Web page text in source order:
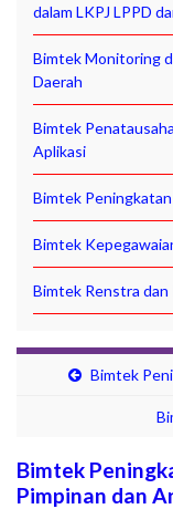
dalam LKPJ LPPD
Bimtek Monitoring
Daerah
Bimtek
Aplikasi
Bimtek
Bimtek
Bimtek Renstra dan
Bimtek
Bimtek
Pimpinan dan